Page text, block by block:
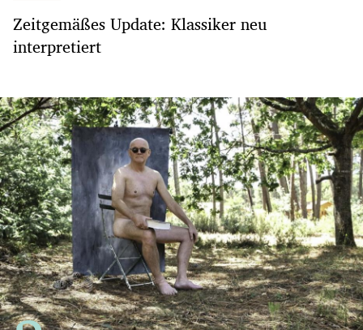
Zeitgemäßes Update: Klassiker neu
interpretiert